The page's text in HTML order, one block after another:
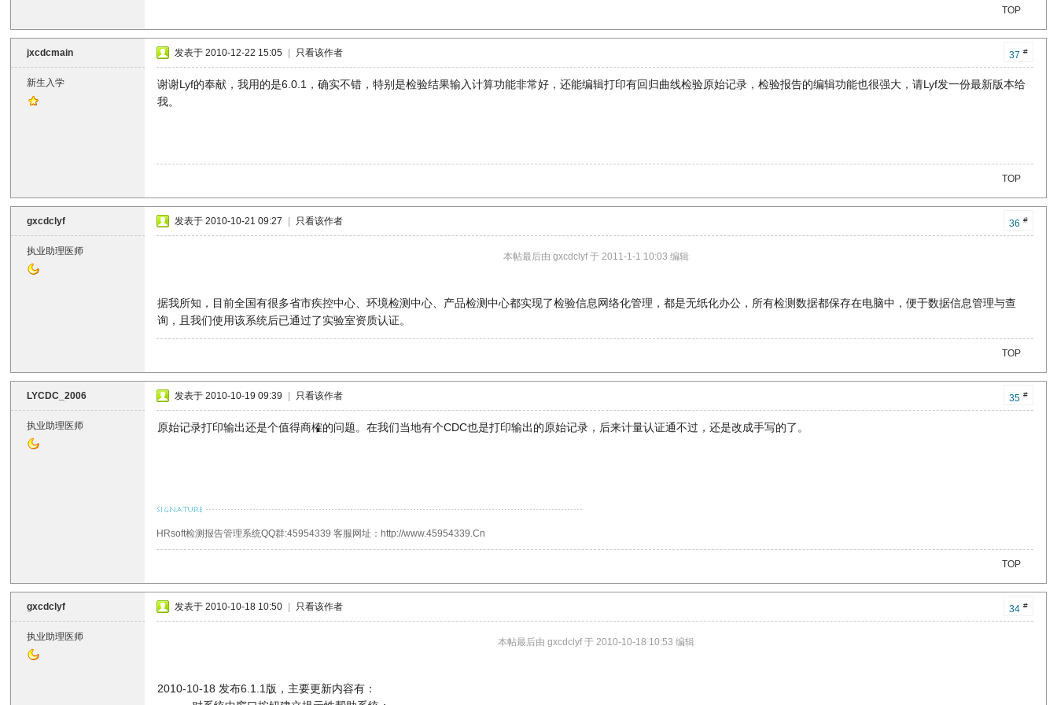
TOP
jxcdcmain
新生入学
37 #
发表于 2010-12-22 15:05 只看该作者
谢谢Lyf的奉献，我用的是6.0.1，确实不错，特别是检验结果输入计算功能非常好，还能编辑打印有回归曲线检验原始记录，检验报告的编辑功能也很强大，请Lyf发一份最新版本给
我。
TOP
gxcdclyf
执业助理医师
36 #
发表于 2010-10-21 09:27 只看该作者
本帖最后由 gxcdclyf 于 2011-1-1 10:03 编辑
据我所知，目前全国有很多省市疾控中心、环境检测中心、产品检测中心都实现了检验信息网络化管理，都是无纸化办公，所有检测数据都保存在电脑中，便于数据信息管理与查
询，且我们使用该系统后已通过了实验室资质认证。
TOP
LYCDC_2006
执业助理医师
35 #
发表于 2010-10-19 09:39 只看该作者
原始记录打印输出还是个值得商榷的问题。在我们当地有个CDC也是打印输出的原始记录，后来计量认证通不过，还是改成手写的了。
HRsoft检测报告管理系统QQ群:45954339 客服网址：http://www.45954339.Cn
TOP
gxcdclyf
执业助理医师
34 #
发表于 2010-10-18 10:50 只看该作者
本帖最后由 gxcdclyf 于 2010-10-18 10:53 编辑
2010-10-18 发布6.1.1版，主要更新内容有：